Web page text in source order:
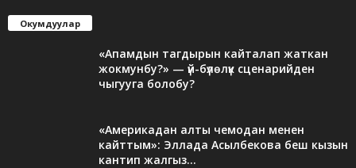
Окумдуулар
«Апамдын тагдырын кайталап жаткан
жокмунбу?» — үй-бүлөлүк сценарийден
чыгууга болобу?
«Америкадан алты чемодан менен
кайттым»: Эллада Асылбекова беш кызын
кантип жалгыз...